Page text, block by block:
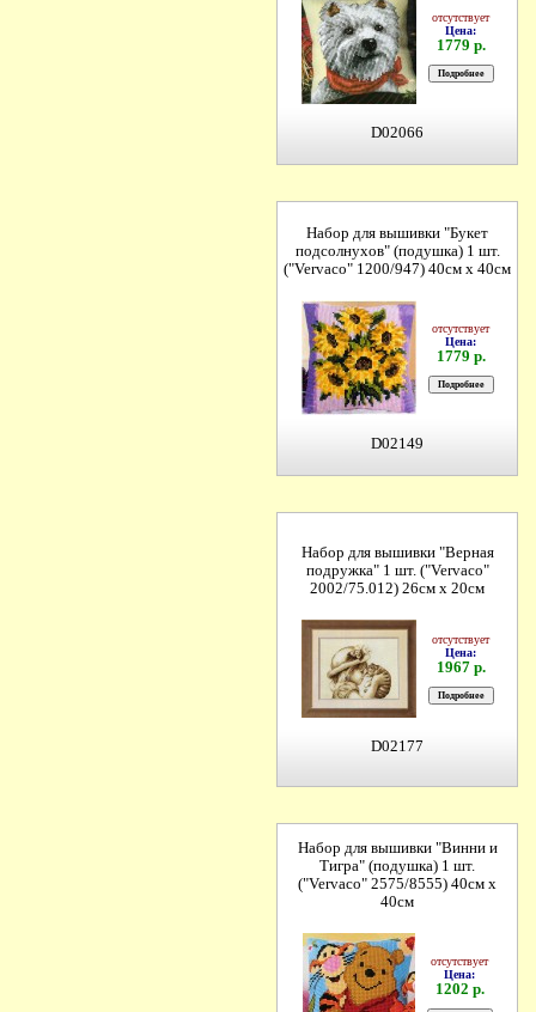
отсутствует
Цена:
1779 р.
D02066
Набор для вышивки "Букет
подсолнухов" (подушка) 1 шт.
("Vervaco" 1200/947) 40см х 40см
отсутствует
Цена:
1779 р.
D02149
Набор для вышивки "Верная
подружка" 1 шт. ("Vervaco"
2002/75.012) 26см х 20см
отсутствует
Цена:
1967 р.
D02177
Набор для вышивки "Винни и
Тигра" (подушка) 1 шт.
("Vervaco" 2575/8555) 40см х
40см
отсутствует
Цена:
1202 р.